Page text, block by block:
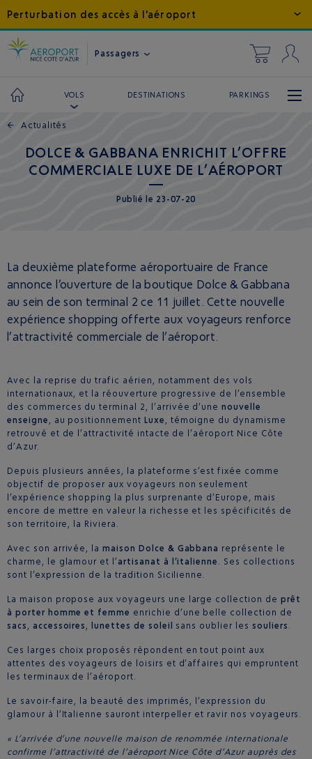
Perturbation des accès à l'aéroport
Passagers
VOLS DESTINATIONS PARKINGS
← Actualités
DOLCE & GABBANA ENRICHIT L’OFFRE
COMMERCIALE LUXE DE L’AÉROPORT
Publié le 23-07-20
La deuxième plateforme aéroportuaire de France
annonce l’ouverture de la boutique Dolce & Gabbana
au sein de son terminal 2 ce 11 juillet. Cette nouvelle
expérience shopping offerte aux voyageurs renforce
l’attractivité commerciale de l’aéroport.
Avec la reprise du trafic aérien, notamment des vols
internationaux, et la réouverture progressive de l’ensemble
des commerces du terminal 2, l’arrivée d’unenouvelle
enseigne , au positionnement Luxe , témoigne du dynamisme
retrouvé et de l’attractivité intacte de l’aéroport Nice Côte
d’Azur.
Depuis plusieurs années, la plateforme s’est fixée comme
objectif de proposer aux voyageurs non seulement
l’expérience shopping la plus surprenante d’Europe, mais
encore de mettre en valeur la richesse et les spécificités de
son territoire, la Riviera.
Avec son arrivée, lamaison Dolce & Gabbana représente le
charme, le glamour et l’artisanat à l’italienne . Ses collections
sont l’expression de la tradition Sicilienne.
La maison propose aux voyageurs une large collection de prêt
à porter homme et femme enrichie d’une belle collection de
sacs , accessoires , lunettes de soleil sans oublier les souliers .
Ces larges choix proposés répondent en tout point aux
attentes des voyageurs de loisirs et d’affaires qui empruntent
les terminaux de l’aéroport.
Le savoir-faire, la beauté des imprimés, l’expression du
glamour à l’Italienne sauront interpeller et ravir nos voyageurs.
« L’arrivée d’une nouvelle maison de renommée internationale
confirme l’attractivité de l’aéroport Nice Côte d’Azur auprès des